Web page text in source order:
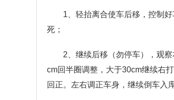
1、轻抬离合使车后移，控制
死；
2、继续后移（勿停车），观
cm回半圈调整，大于30cm继续右
回正。左右调正车身，继续倒车入